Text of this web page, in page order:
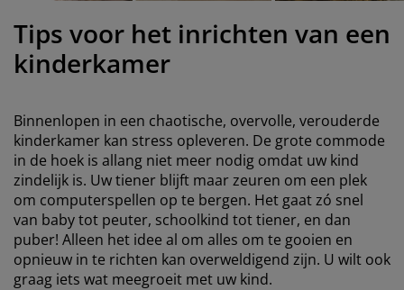
strijken
Tips voor het inrichten van een
kinderkamer
Binnenlopen in een chaotische, overvolle, verouderde
kinderkamer kan stress opleveren. De grote commode
in de hoek is allang niet meer nodig omdat uw kind
zindelijk is. Uw tiener blijft maar zeuren om een plek
om computerspellen op te bergen. Het gaat zó snel
van baby tot peuter, schoolkind tot tiener, en dan
puber! Alleen het idee al om alles om te gooien en
opnieuw in te richten kan overweldigend zijn. U wilt ook
graag iets wat meegroeit met uw kind.